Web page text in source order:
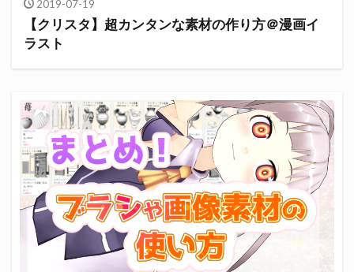
2019-07-19
【クリスタ】超カンタンな素材の作り方＠漫画イ
ラスト